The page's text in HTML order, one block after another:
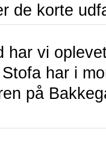
de korte
har vi
har i
på